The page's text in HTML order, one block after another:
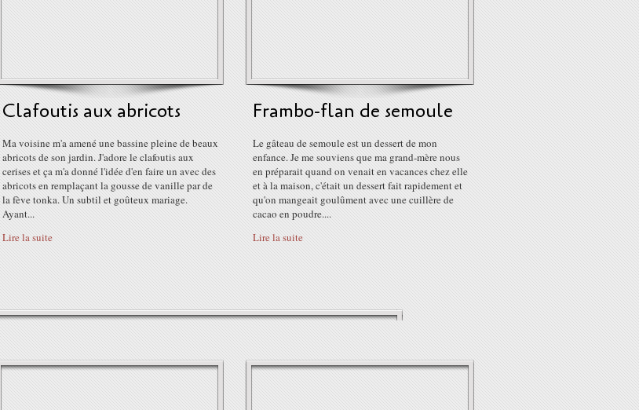
Clafoutis aux abricots
Ma voisine m'a amené une bassine pleine de beaux
abricots de son jardin. J'adore le clafoutis aux
cerises et ça m'a donné l'idée d'en faire un avec des
abricots en remplaçant la gousse de vanille par de
la fève tonka. Un subtil et goûteux mariage.
Ayant...
Lire la suite
Frambo-flan de semoule
Le gâteau de semoule est un dessert de mon
enfance. Je me souviens que ma grand-mère nous
en préparait quand on venait en vacances chez elle
et à la maison, c'était un dessert fait rapidement et
qu'on mangeait goulûment avec une cuillère de
cacao en poudre....
Lire la suite